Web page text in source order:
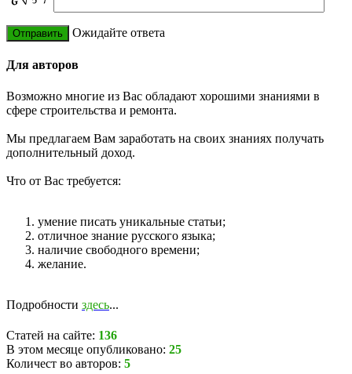
Ожидайте ответа
Для авторов
Возможно многие из Вас обладают хорошими знаниями в
сфере строительства и ремонта.
Мы предлагаем Вам заработать на своих знаниях получать
дополнительный доход.
Что от Вас требуется:
умение писать уникальные статьи;
отличное знание русского языка;
наличие свободного времени;
желание.
Подробности здесь...
Статей на сайте: 136
В этом месяце опубликовано: 25
Количест во авторов: 5